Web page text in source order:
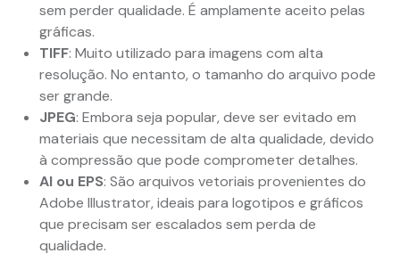
sem perder qualidade. É amplamente aceito pelas
gráficas.
TIFF: Muito utilizado para imagens com alta
resolução. No entanto, o tamanho do arquivo pode
ser grande.
JPEG: Embora seja popular, deve ser evitado em
materiais que necessitam de alta qualidade, devido
à compressão que pode comprometer detalhes.
AI ou EPS: São arquivos vetoriais provenientes do
Adobe Illustrator, ideais para logotipos e gráficos
que precisam ser escalados sem perda de
qualidade.